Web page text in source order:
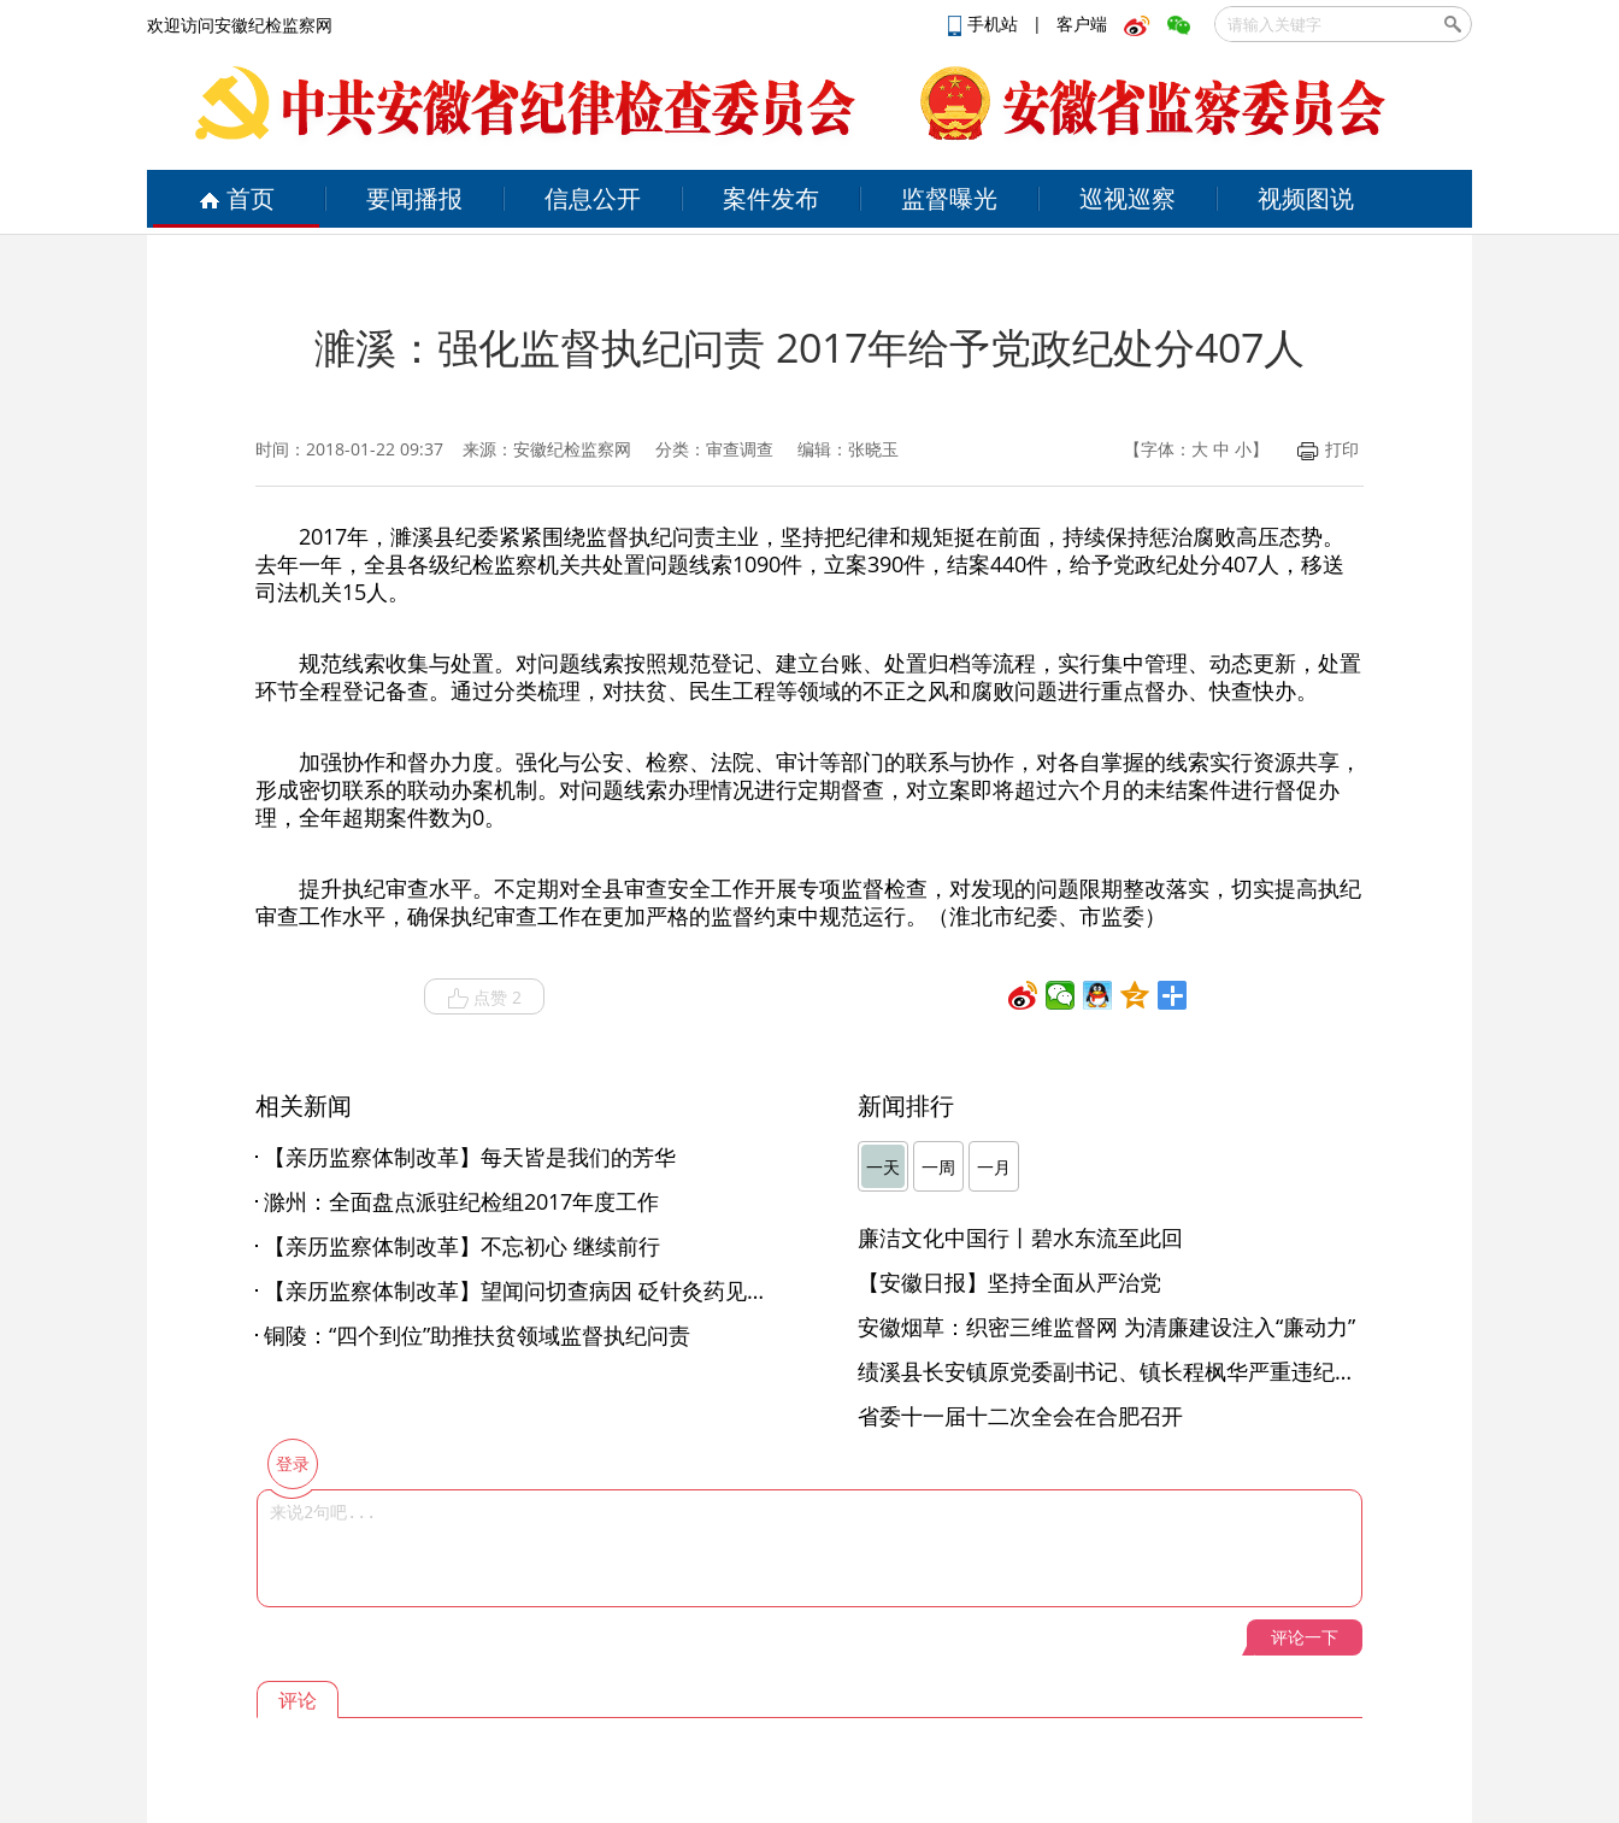
欢迎访问安徽纪检监察网 手机站 | 客户端
首页 要闻播报 信息公开 案件发布 监督曝光 巡视巡察 视频图说
濉溪：强化监督执纪问责 2017年给予党政纪处分407人
时间：2018-01-22 09:37 来源： 安徽纪检监察网 分类：审查调查 编辑：张晓玉 【字体： 大 中 小】 打印
2017年，濉溪县纪委紧紧围绕监督执纪问责主业，坚持把纪律和规矩挺在前面，持续保持惩治腐败高压态势。
去年一年，全县各级纪检监察机关共处置问题线索1090件，立案390件，结案440件，给予党政纪处分407人，移送
司法机关15人。
规范线索收集与处置。对问题线索按照规范登记、建立台账、处置归档等流程，实行集中管理、动态更新，处置
环节全程登记备查。通过分类梳理，对扶贫、民生工程等领域的不正之风和腐败问题进行重点督办、快查快办。
加强协作和督办力度。强化与公安、检察、法院、审计等部门的联系与协作，对各自掌握的线索实行资源共享，
形成密切联系的联动办案机制。对问题线索办理情况进行定期督查，对立案即将超过六个月的未结案件进行督促办
理，全年超期案件数为0。
提升执纪审查水平。不定期对全县审查安全工作开展专项监督检查，对发现的问题限期整改落实，切实提高执纪
审查工作水平，确保执纪审查工作在更加严格的监督约束中规范运行。（淮北市纪委、市监委）
点赞 2
相关新闻
【亲历监察体制改革】每天皆是我们的芳华
滁州：全面盘点派驻纪检组2017年度工作
【亲历监察体制改革】不忘初心 继续前行
【亲历监察体制改革】望闻问切查病因 砭针灸药见疗效
铜陵：“四个到位”助推扶贫领域监督执纪问责
新闻排行
一天 一周 一月
廉洁文化中国行丨碧水东流至此回
【安徽日报】坚持全面从严治党
安徽烟草：织密三维监督网 为清廉建设注入“廉动力”
绩溪县长安镇原党委副书记、镇长程枫华严重违纪违法被开除党籍和公职
省委十一届十二次全会在合肥召开
登录
评论一下
评论